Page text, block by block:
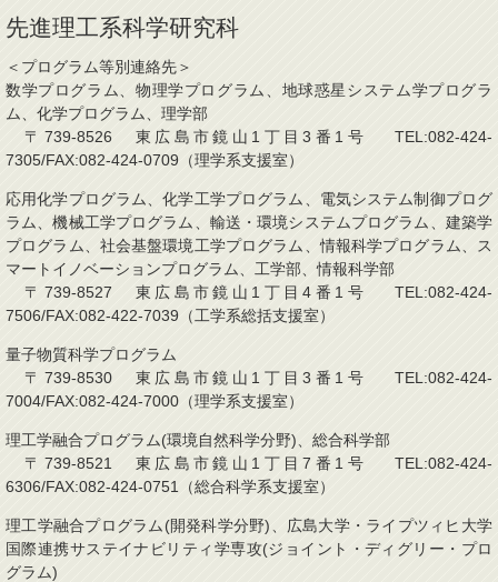
先進理工系科学研究科
＜プログラム等別連絡先＞
数学プログラム、物理学プログラム、地球惑星システム学プログラ
ム、化学プログラム、理学部
〒739-8526 東広島市鏡山1丁目3番1号 TEL:082-424-
7305/FAX:082-424-0709（理学系支援室）
応用化学プログラム、化学工学プログラム、電気システム制御プログ
ラム、機械工学プログラム、輸送・環境システムプログラム、建築学
プログラム、社会基盤環境工学プログラム、情報科学プログラム、ス
マートイノベーションプログラム、工学部、情報科学部
〒739-8527 東広島市鏡山1丁目4番1号 TEL:082-424-
7506/FAX:082-422-7039（工学系総括支援室）
量子物質科学プログラム
〒739-8530 東広島市鏡山1丁目3番1号 TEL:082-424-
7004/FAX:082-424-7000（理学系支援室）
理工学融合プログラム(環境自然科学分野)、総合科学部
〒739-8521 東広島市鏡山1丁目7番1号 TEL:082-424-
6306/FAX:082-424-0751（総合科学系支援室）
理工学融合プログラム(開発科学分野)、広島大学・ライプツィヒ大学
国際連携サステイナビリティ学専攻(ジョイント・ディグリー・プロ
グラム)